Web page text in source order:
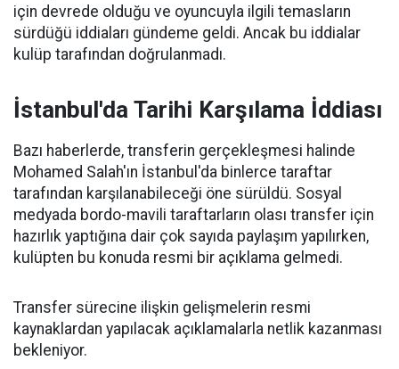
için devrede olduğu ve oyuncuyla ilgili temasların
sürdüğü iddiaları gündeme geldi. Ancak bu iddialar
kulüp tarafından doğrulanmadı.
İstanbul'da Tarihi Karşılama İddiası
Bazı haberlerde, transferin gerçekleşmesi halinde
Mohamed Salah'ın İstanbul'da binlerce taraftar
tarafından karşılanabileceği öne sürüldü. Sosyal
medyada bordo-mavili taraftarların olası transfer için
hazırlık yaptığına dair çok sayıda paylaşım yapılırken,
kulüpten bu konuda resmi bir açıklama gelmedi.
Transfer sürecine ilişkin gelişmelerin resmi
kaynaklardan yapılacak açıklamalarla netlik kazanması
bekleniyor.